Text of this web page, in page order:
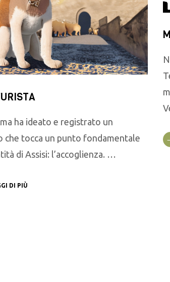
ha ideato e registrato un
che tocca un punto fondamentale
di Assisi: l’accoglienza. …
DI PIÙ